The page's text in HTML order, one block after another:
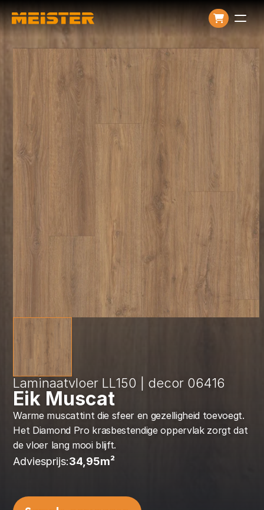
ProductenOver ons
Laminaatvloer LL150 | decor 06416
Eik Muscat
Adviesprijs:34,95m²
Warme muscattint die sfeer en gezelligheid toevoegt.
Het Diamond Pro krasbestendige oppervlak zorgt dat
de vloer lang mooi blijft.